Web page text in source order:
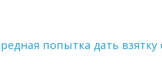
попытка дать